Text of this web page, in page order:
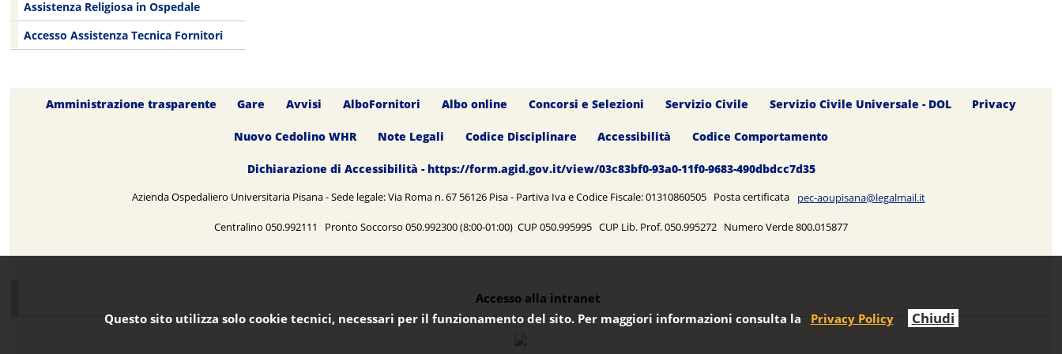
Assistenza Religiosa in Ospedale
Accesso Assistenza Tecnica Fornitori
Amministrazione trasparente Gare Avvisi AlboFornitori Albo online Concorsi e Selezioni Servizio Civile Servizio Civile Universale - DOL Privacy
Nuovo Cedolino WHR Note Legali Codice Disciplinare Accessibilità Codice Comportamento
Dichiarazione di Accessibilità - https://form.agid.gov.it/view/03c83bf0-93a0-11f0-9683-490dbdcc7d35
Azienda Ospedaliero Universitaria Pisana - Sede legale: Via Roma n. 67 56126 Pisa - Partiva Iva e Codice Fiscale: 01310860505 Posta certificata pec-aoupisana@legalmail.it
Centralino 050.992111 Pronto Soccorso 050.992300 (8:00-01:00) CUP 050.995995 CUP Lib. Prof. 050.995272 Numero Verde 800.015877
Accesso alla intranet
Questo sito utilizza solo cookie tecnici, necessari per il funzionamento del sito. Per maggiori informazioni consulta la Privacy Policy Chiudi